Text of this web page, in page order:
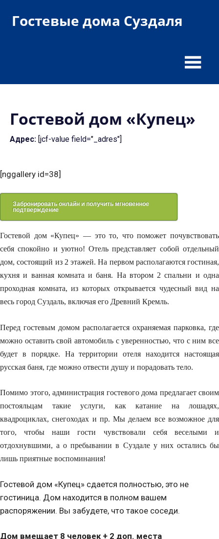
Гостевые дома Суздаля
Гостевой дом «Купец»
Адрес: [jcf-value field="_adres"]
[nggallery id=38]
Забронировать онлайн и получить мгновенное
подтверждение
Гостевой дом «Купец» — это то, что поможет почувствовать
себя спокойно и уютно! Отель представляет собой отдельный
дом, состоящий из 2 этажей. На первом располагаются гостиная,
кухня и ванная комната и баня. На втором 2 спальни и одна
проходная комната, из которых открывается чудесный вид на
весь город Суздаль, включая его Древний Кремль.
Перед гостевым домом располагается охраняемая парковка, где
можно оставить свой автомобиль с уверенностью, что с ним все
будет в порядке. На территории отеля находится настоящая
русская баня, где можно отвести душу и порадовать тело.
Помимо этого, администрация гостевого дома предлагает своим
постояльцам такие услуги, как катание на лошадях,
квадроциклах, снегоходах и пр. Мы делаем все возможное для
того, чтобы наши гости чувствовали себя веселыми и
отдохнувшими, а о пребывании в Суздале у них остались бы
лишь приятные воспоминания!
Гостевой дом «Купец» сдается полностью, это не
гостиница. Дом находится в полном вашем
распоряжении. Вы забудете, что такое соседи.
Дом вмещает 8 человек + 2 доп. места